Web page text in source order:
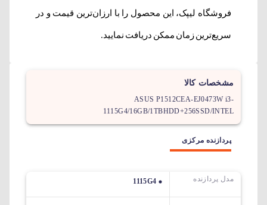
فروشگاه لیپک، این محصول را با ارزان‌ترین قیمت و در
سریع‌ترین زمان ممکن دریافت نمایید.
مشخصات کالا
ASUS P1512CEA-EJ0473W i3-
1115G4/16GB/1TBHDD+256SSD/INTEL
پردازنده مرکزی
مدل پردازنده 1115G4